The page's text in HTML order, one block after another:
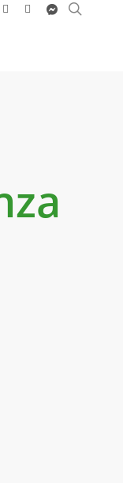
youtubeinstagram
messenger